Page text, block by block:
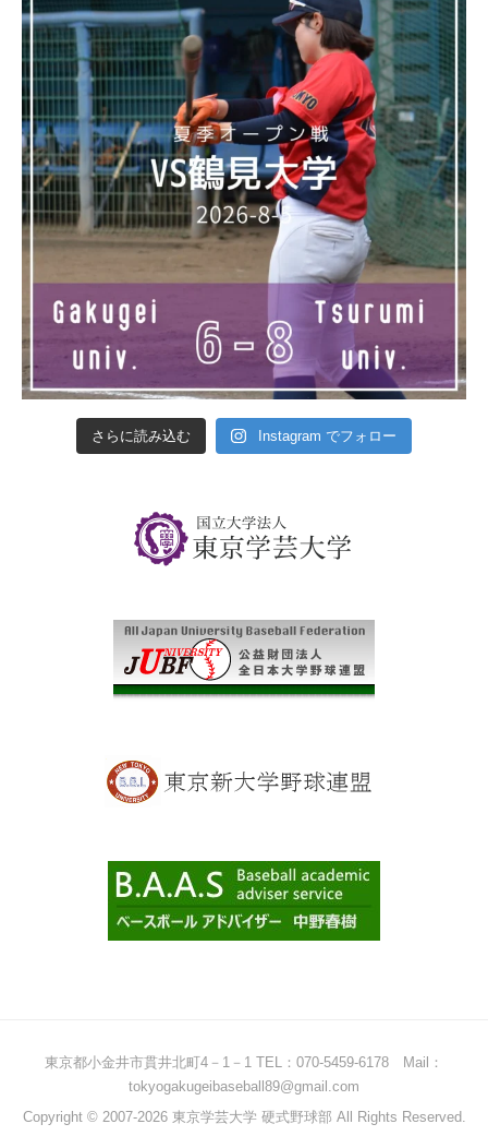
さらに読み込む Instagram でフォロー
東京都小金井市貫井北町4－1－1 TEL：070-5459-6178 Mail：
tokyogakugeibaseball89@gmail.com
Copyright © 2007-2026 東京学芸大学 硬式野球部 All Rights Reserved.